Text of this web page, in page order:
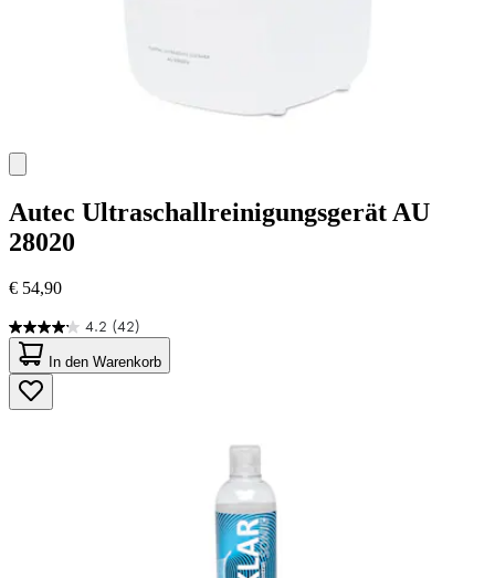
Autec Ultraschallreinigungsgerät AU
28020
€ 54,90
4.2 (42)
4.2
von
5
Sternen.
42
In den Warenkorb